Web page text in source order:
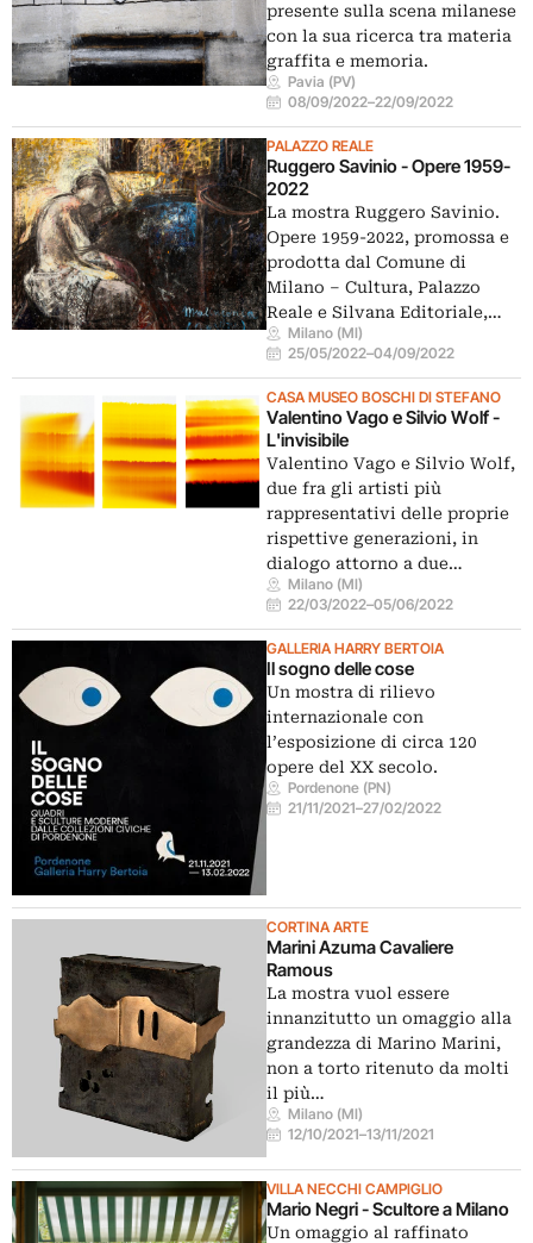
presente sulla scena milanese
con la sua ricerca tra materia
graffita e memoria.
Pavia (PV)
08/09/2022–22/09/2022
PALAZZO REALE
Ruggero Savinio - Opere 1959-
2022
La mostra Ruggero Savinio.
Opere 1959-2022, promossa e
prodotta dal Comune di
Milano – Cultura, Palazzo
Reale e Silvana Editoriale,…
Milano (MI)
25/05/2022–04/09/2022
CASA MUSEO BOSCHI DI STEFANO
Valentino Vago e Silvio Wolf -
L'invisibile
Valentino Vago e Silvio Wolf,
due fra gli artisti più
rappresentativi delle proprie
rispettive generazioni, in
dialogo attorno a due…
Milano (MI)
22/03/2022–05/06/2022
GALLERIA HARRY BERTOIA
Il sogno delle cose
Un mostra di rilievo
internazionale con
l’esposizione di circa 120
opere del XX secolo.
Pordenone (PN)
21/11/2021–27/02/2022
CORTINA ARTE
Marini Azuma Cavaliere
Ramous
La mostra vuol essere
innanzitutto un omaggio alla
grandezza di Marino Marini,
non a torto ritenuto da molti
il più…
Milano (MI)
12/10/2021–13/11/2021
VILLA NECCHI CAMPIGLIO
Mario Negri - Scultore a Milano
Un omaggio al raffinato